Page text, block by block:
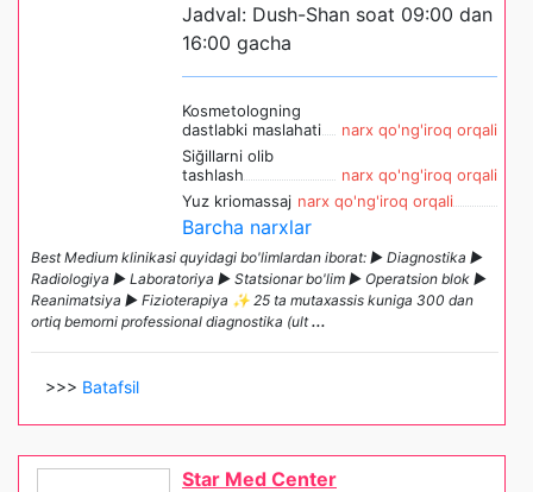
Jadval: Dush-Shan soat 09:00 dan
16:00 gacha
Kosmetologning
dastlabki maslahati
narx qo'ng'iroq orqali
Siğillarni olib
tashlash
narx qo'ng'iroq orqali
Yuz kriomassaj narx qo'ng'iroq orqali
Barcha narxlar
Best Medium klinikasi quyidagi bo'limlardan iborat: ► Diagnostika ►
Radiologiya ► Laboratoriya ► Statsionar bo'lim ► Operatsion blok ►
Reanimatsiya ► Fizioterapiya ✨ 25 ta mutaxassis kuniga 300 dan
ortiq bemorni professional diagnostika (ult...
>>> Batafsil
Star Med Center